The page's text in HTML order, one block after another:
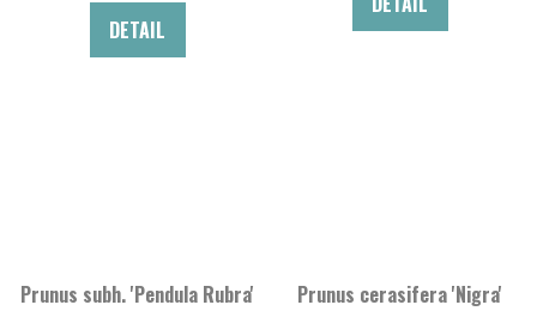
DETAIL
Prunus subh. 'Pendula Rubra' Prunus cerasifera 'Nigra'